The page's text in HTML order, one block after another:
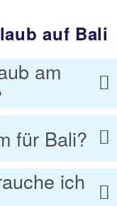
auf Bali
am
für Bali?
ich